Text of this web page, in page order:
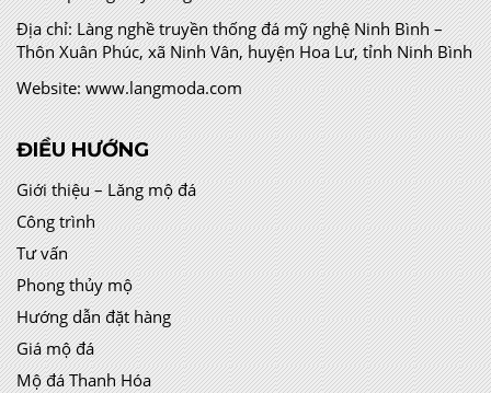
Địa chỉ:Làng nghề truyền thống đá mỹ nghệ Ninh Bình –
Thôn Xuân Phúc, xã Ninh Vân, huyện Hoa Lư, tỉnh Ninh Bình
Website: www.langmoda.com
ĐIỀU HƯỚNG
Giới thiệu – Lăng mộ đá
Công trình
Tư vấn
Phong thủy mộ
Hướng dẫn đặt hàng
Giá mộ đá
Mộ đá Thanh Hóa